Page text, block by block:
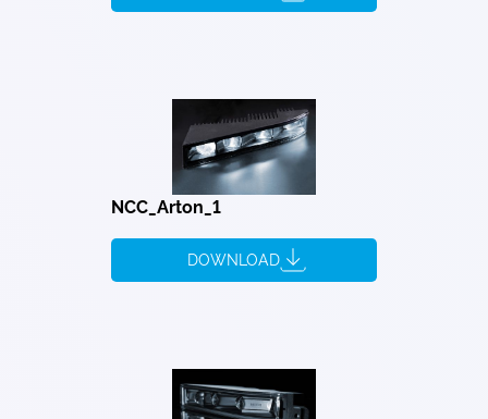
NCC_Arton_1
DOWNLOAD